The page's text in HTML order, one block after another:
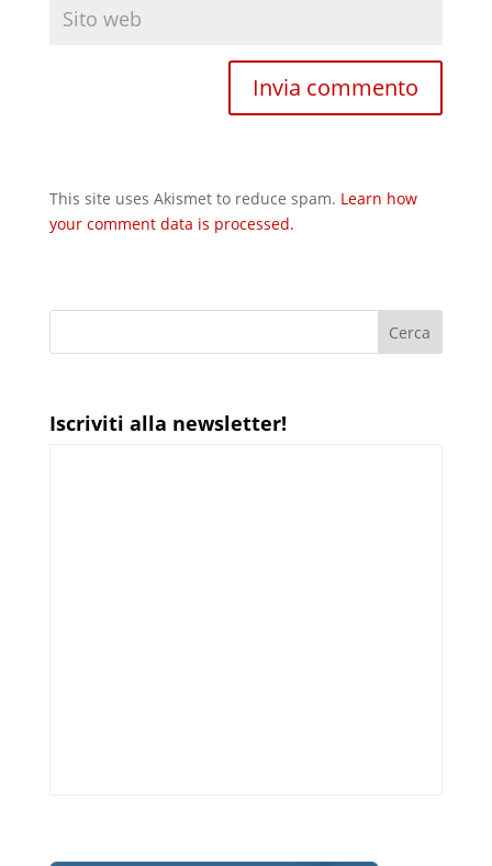
This site uses Akismet to reduce spam. Learn how
your comment data is processed.
Iscriviti alla newsletter!